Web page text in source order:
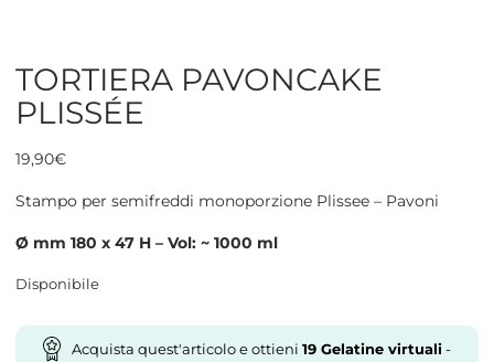
TORTIERA PAVONCAKE
PLISSÉE
19,90€
Stampo per semifreddi monoporzione Plissee – Pavoni
Ø mm 180 x 47 H – Vol: ~ 1000 ml
Disponibile
Acquista quest'articolo e ottieni 19Gelatine virtuali-